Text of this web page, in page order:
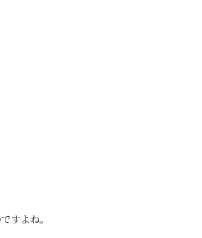
すよね。